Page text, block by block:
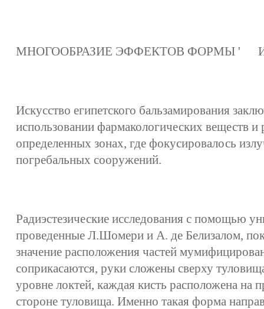
МНОГООБРАЗИЕ ЭФФЕКТОВ ФОРМЫ '
Искусство египетского бальзамирования
использовании фармакологических веществ
определенных зонах, где фокусировалось
погребальных сооружений.
Радиэстезические исследования с помощью
проведенные Л.Шомери и А. де Белизалом,
значение расположения частей
соприкасаются, руки сложены сверху
уровне локтей, каждая кисть расположена на
стороне туловища. Именно такая форма